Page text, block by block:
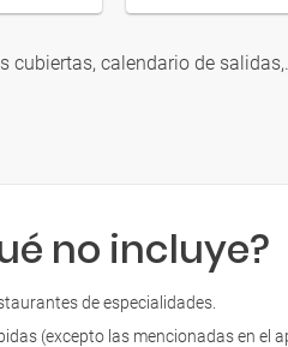
cubiertas, calendario de
no incluye?
de especialidades.
(excepto las mencionadas en el